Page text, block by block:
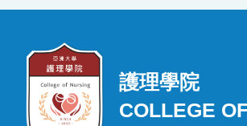
護理學院
COLLEGE